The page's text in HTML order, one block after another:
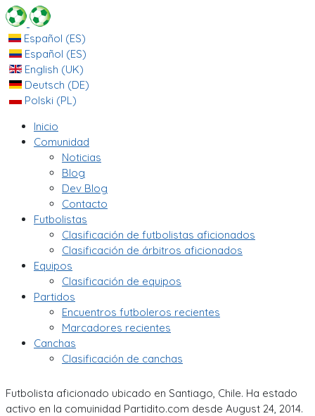
Español (ES)
Español (ES)
English (UK)
Deutsch (DE)
Polski (PL)
Inicio
Comunidad
Noticias
Blog
Dev Blog
Contacto
Futbolistas
Clasificación de futbolistas aficionados
Clasificación de árbitros aficionados
Equipos
Clasificación de equipos
Partidos
Encuentros futboleros recientes
Marcadores recientes
Canchas
Clasificación de canchas
Futbolista aficionado ubicado en Santiago, Chile. Ha estado
activo en la comuinidad Partidito.com desde August 24, 2014.